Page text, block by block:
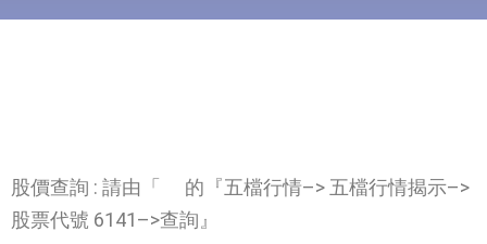
股價查詢 : 請由「
的『五檔行情–> 五檔行情揭示–>
股票代號 6141–>查詢』